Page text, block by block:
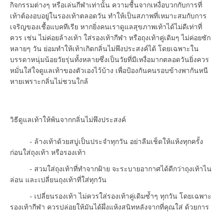
กิจกรรมต่างๆ หรือเล่นกีฬาเท่านั้น ความชื้นจากเหงื่อบวกกับการที่
เท้าต้องอบอยู่ในรองเท้าตลอดวัน ทำให้เป็นสภาพที่เหมาะสมกับการ
เจริญของเชื้อแบคทีเรีย หากยิ่งคนเราดูแลสุขภาพเท้าได้ไม่ดีเท่าที่
ควร เช่น ไม่ค่อยล้างเท้า ใส่รองเท้ากีฬา หรือถุงเท้าคู่เดิมๆ ไม่ค่อยซัก
หลายๆ วัน ย่อมทำให้เท้าเกิดกลิ่นไม่พึงประสงค์ได้ โดยเฉพาะใน
บรรดาหนุ่มน้อยวัยรุ่นทั้งหลายซึ่งเป็นวัยที่มีเหงื่อมากตลอดวันยิ่งควร
หมั่นใส่ใจดูแลเท้าของตัวเองไว้บ้าง เพื่อป้องกันคนรอบข้างพากันหนี
หายเพราะกลิ่นไม่ชวนใกล้
วิธีดูแลเท้าให้พ้นจากกลิ่นไม่พึงประสงค์
- ล้างเท้าด้วยสบู่เป็นประจำทุกวัน อย่าลืมเช็ดให้แห้งทุกครั้ง
ก่อนใส่ถุงเท้า หรือรองเท้า
- สวมใส่ถุงเท้าที่ทำจากฝ้าย จะระบายอากาศได้ดีกว่าถุงเท้าไน
ล่อน และเปลี่ยนถุงเท้าที่ใส่ทุกวัน
- เปลี่ยนรองเท้า ไม่ควรใส่รองเท้าคู่เดิมซ้ำๆ ทุกวัน โดยเฉพาะ
รองเท้ากีฬา ควรปล่อยให้มันได้ผึ่งแห้งสนิทหลังจากที่คุณใส่ ด้วยการ